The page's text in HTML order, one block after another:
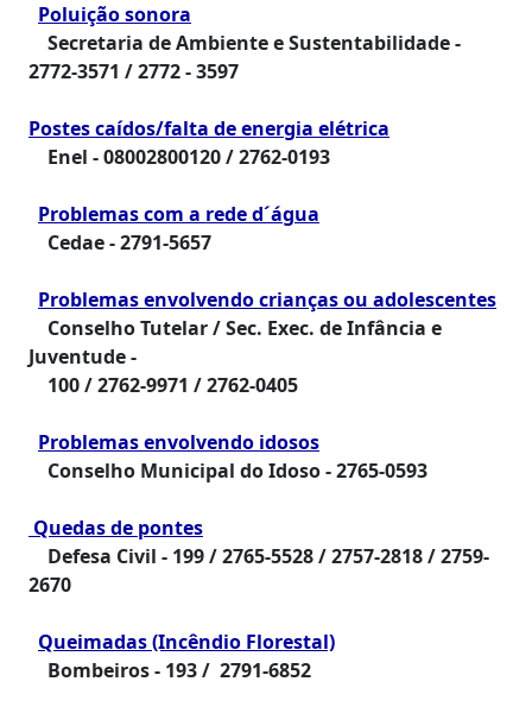
Poluição sonora
Secretaria de Ambiente e Sustentabilidade -
2772-3571 / 2772 - 3597
Postes caídos/falta de energia elétrica
Enel -08002800120 / 2762-0193
Problemas com a rede d´água
Cedae -2791-5657
Problemas envolvendo crianças ou adolescentes
Conselho Tutelar / Sec. Exec. de Infância e
Juventude -
100/2762-9971 / 2762-0405
Problemas envolvendo idosos
Conselho Municipal do Idoso -2765-0593
Quedas de pontes
Defesa Civil - 199 / 2765-5528 / 2757-2818 / 2759-
2670
Queimadas (Incêndio Florestal)
Bombeiros - 193 / 2791-6852